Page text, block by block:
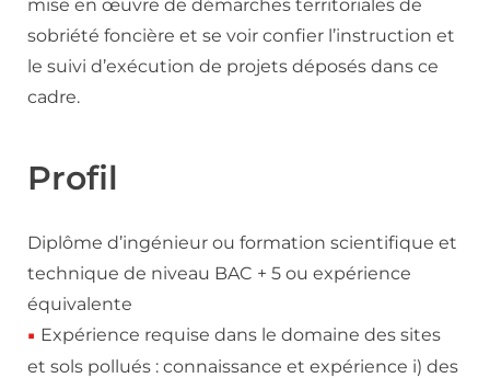
mise en œuvre de démarches territoriales de
sobriété foncière et se voir confier l’instruction et
le suivi d’exécution de projets déposés dans ce
cadre.
Profil
Diplôme d’ingénieur ou formation scientifique et
technique de niveau BAC + 5 ou expérience
équivalente
Expérience requise dans le domaine des sites
et sols pollués : connaissance et expérience i) des